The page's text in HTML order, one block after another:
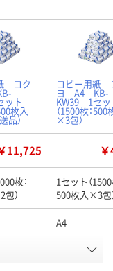
コク
ット
枚入
品）
コピー用紙
ヨ A4 KB-
KW39 1セッ
（1500枚：500
×3包）
11,725
枚：
）
1セット（1500
500枚入×3包
A4
R527711